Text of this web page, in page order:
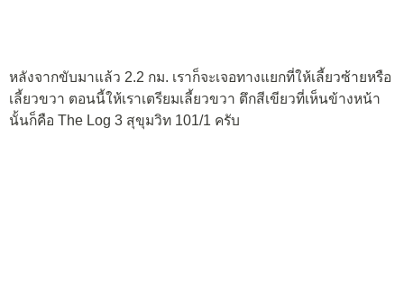
หลังจากขับมาแล้ว 2.2 กม. เราก็จะเจอทางแยกที่ให้เลี้ยวซ้ายหรือ
เลี้ยวขวา ตอนนี้ให้เราเตรียมเลี้ยวขวา ตึกสีเขียวที่เห็นข้างหน้า
นั้นก็คือ The Log 3 สุขุมวิท 101/1 ครับ